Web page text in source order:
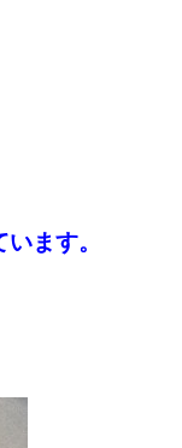
ます。